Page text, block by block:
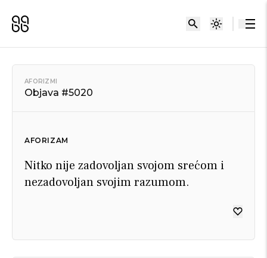
AFORIZMI
Objava #5020
AFORIZAM
Nitko nije zadovoljan svojom srećom i
nezadovoljan svojim razumom.